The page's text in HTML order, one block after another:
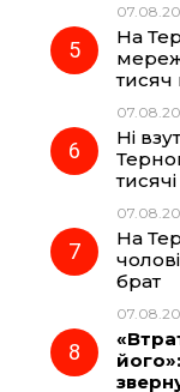
На
тисяч
Ні
тисячі
На
брат